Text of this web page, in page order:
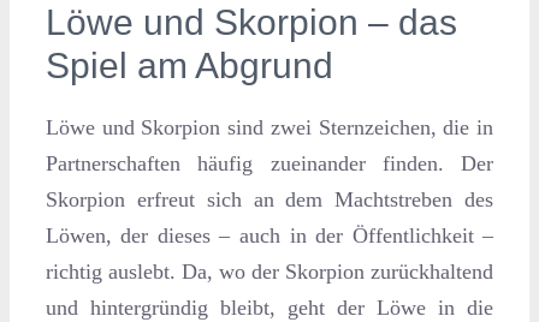
Löwe und Skorpion – das
Spiel am Abgrund
Löwe und Skorpion sind zwei Sternzeichen, die in
Partnerschaften häufig zueinander finden. Der
Skorpion erfreut sich an dem Machtstreben des
Löwen, der dieses – auch in der Öffentlichkeit –
richtig auslebt. Da, wo der Skorpion zurückhaltend
und hintergründig bleibt, geht der Löwe in die